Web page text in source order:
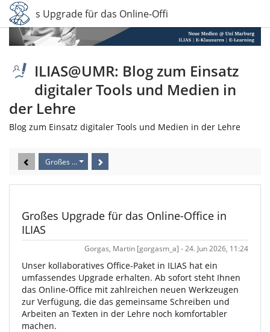
Großes Upgrade für das Online-Office in ILIAS
ILIAS@UMR: Blog zum Einsatz
digitaler Tools und Medien in
der Lehre
Blog zum Einsatz digitaler Tools und Medien in der Lehre
Großes Upgrade für das Online-Office in ILIAS
Großes Upgrade für das Online-Office in
ILIAS
Gorgas, Martin [gorgasm_a] - 24. Jun 2026, 11:24
Unser kollaboratives Office-Paket in ILIAS hat ein
umfassendes Upgrade erhalten. Ab sofort steht Ihnen
das Online-Office mit zahlreichen neuen Werkzeugen
zur Verfügung, die das gemeinsame Schreiben und
Arbeiten an Texten in der Lehre noch komfortabler
machen.